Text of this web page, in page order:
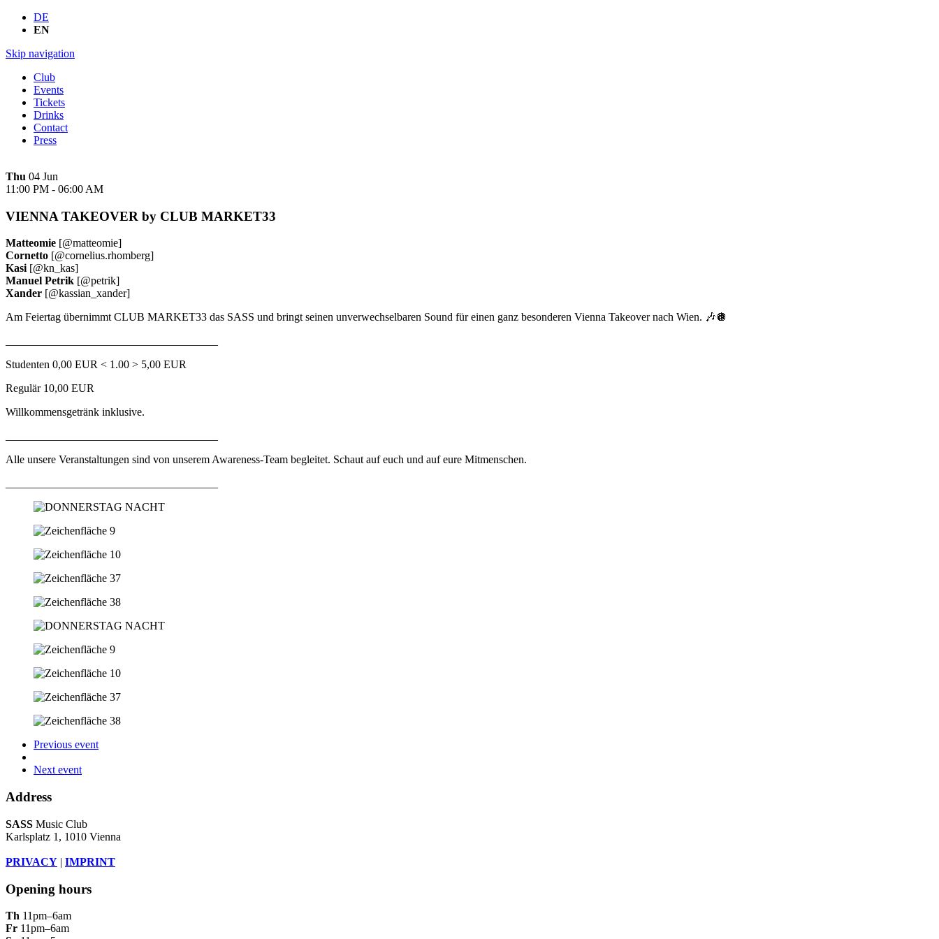
DE
EN
Skip navigation
Club
Events
Tickets
Drinks
Contact
Press
Thu 04 Jun
11:00 PM - 06:00 AM
VIENNA TAKEOVER by CLUB MARKET33
Matteomie [@matteomie]
Cornetto [@cornelius.rhomberg]
Kasi[@kn_kas]
Manuel Petrik [@petrik]
Xander [@kassian_xander]
Am Feiertag übernimmt CLUB MARKET33 das SASS und bringt seinen unverwechselbaren Sound für einen ganz besonderen Vienna Takeover nach Wien. 🎶🪩
Studenten 0,00 EUR < 1.00 > 5,00 EUR
Regulär 10,00 EUR
Willkommensgetränk inklusive.
Alle unsere Veranstaltungen sind von unserem Awareness-Team begleitet. Schaut auf euch und auf eure Mitmenschen.
Previous event
Next event
Address
SASS Music Club
Karlsplatz 1, 1010 Vienna
PRIVACY | IMPRINT
Opening hours
Th 11pm–6am
Fr 11pm–6am